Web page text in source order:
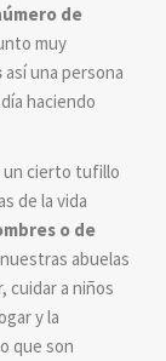
de
muy
así una persona
haciendo
un cierto tufillo
de la vida
o de
abuelas
cuidar a niños
y la
que son